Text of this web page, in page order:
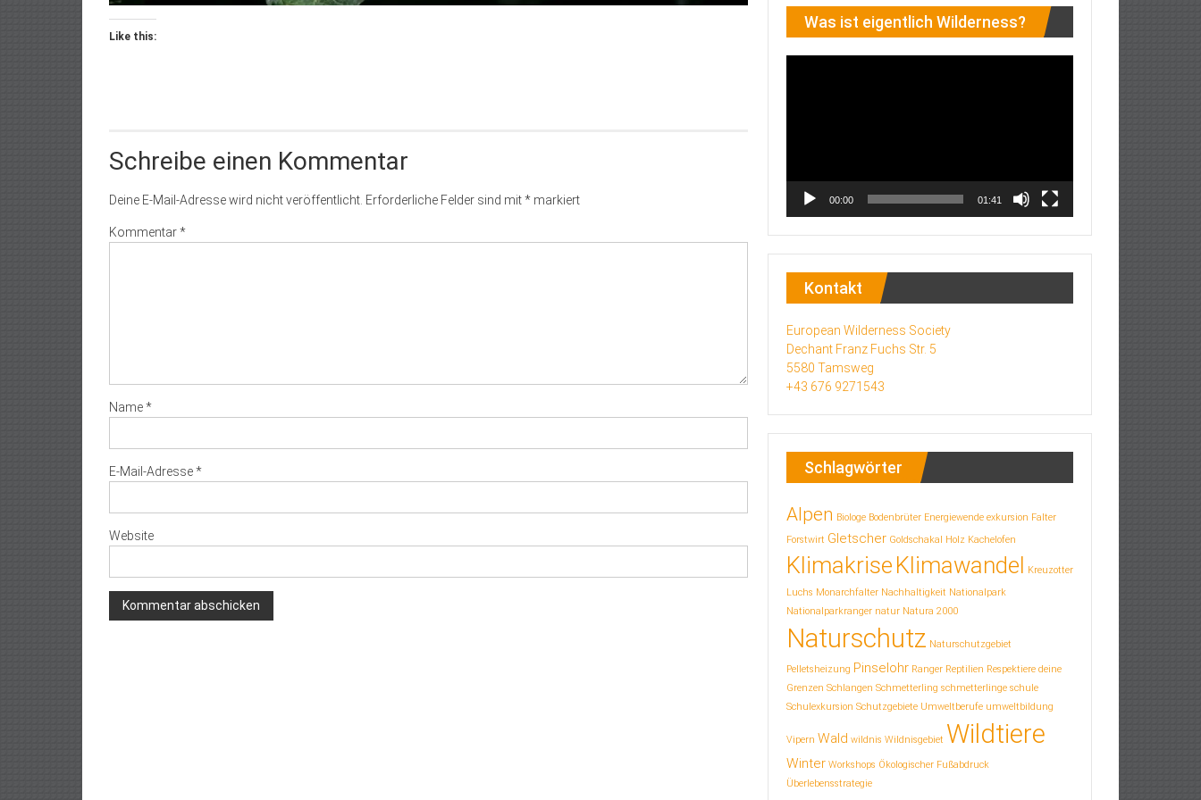
Like this:
Schreibe einen Kommentar
Deine E-Mail-Adresse wird nicht veröffentlicht. Erforderliche Felder sind mit* markiert
Kommentar*
Name*
E-Mail-Adresse*
Website
Was ist eigentlich Wilderness?
00:00 01:41
Kontakt
European Wilderness Society
Dechant Franz Fuchs Str. 5
5580 Tamsweg
+43 676 9271543
Schlagwörter
Alpen Biologe Bodenbrüter Energiewende exkursion Falter
Forstwirt Gletscher Goldschakal Holz Kachelofen
Klimakrise Klimawandel Kreuzotter
Luchs Monarchfalter Nachhaltigkeit Nationalpark
Nationalparkranger natur Natura 2000
Naturschutz Naturschutzgebiet
Pelletsheizung Pinselohr Ranger Reptilien Respektiere deine
Grenzen Schlangen Schmetterling schmetterlinge schule
Schulexkursion Schutzgebiete Umweltberufe umweltbildung
Vipern Wald wildnis Wildnisgebiet Wildtiere
Winter Workshops Ökologischer Fußabdruck
Überlebensstrategie